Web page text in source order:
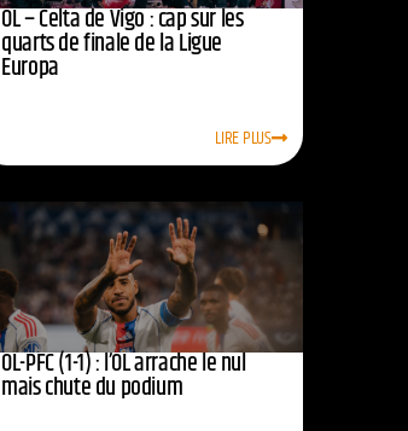
OL – Celta de Vigo : cap sur les
quarts de finale de la Ligue
Europa
LIRE PLUS
OL-PFC (1-1) : l’OL arrache le nul
mais chute du podium